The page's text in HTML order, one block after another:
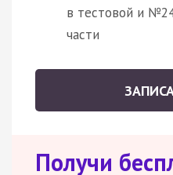
в тестовой и
части
Получи